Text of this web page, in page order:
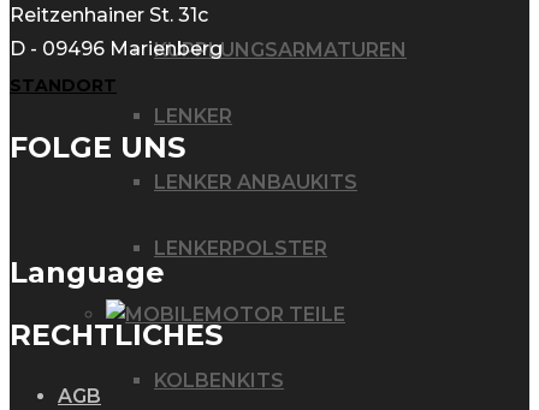
KUPPLUNGSARMATUREN
LENKER
LENKER ANBAUKITS
LENKERPOLSTER
MOTOR TEILE
KOLBENKITS
Reitzenhainer St. 31c
D - 09496 Marienberg
STANDORT
FOLGE UNS
Language
RECHTLICHES
AGB